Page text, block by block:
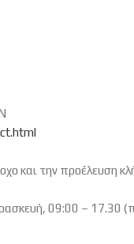
και την προέλευση
09:00 – 17.30